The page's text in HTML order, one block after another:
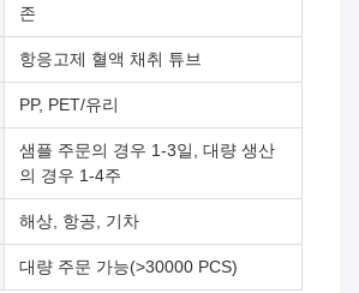
존
항응고제 혈액 채취 튜브
PP, PET/유리
샘플 주문의 경우 1-3일, 대량 생산
의 경우 1-4주
해상, 항공, 기차
대량 주문 가능(>30000 PCS)